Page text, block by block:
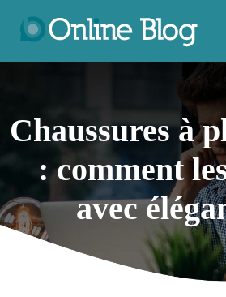
Chaussures à
: comment
avec